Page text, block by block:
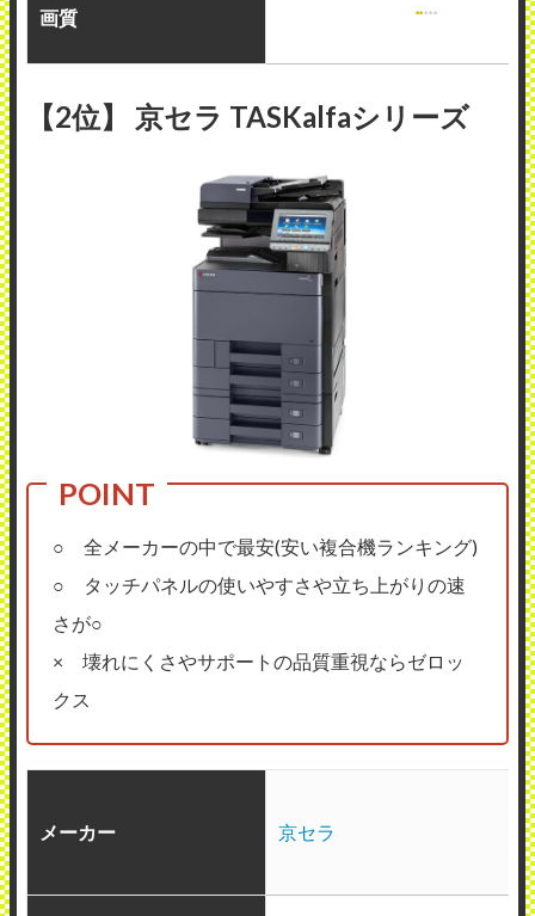
画質
【2位】 京セラ TASKalfaシリーズ
○ 全メーカーの中で最安(安い複合機ランキング)
○ タッチパネルの使いやすさや立ち上がりの速
さが○
× 壊れにくさやサポートの品質重視ならゼロッ
クス
メーカー 京セラ